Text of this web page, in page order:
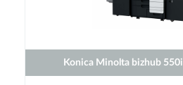
Konica Minolta bizhub 550i